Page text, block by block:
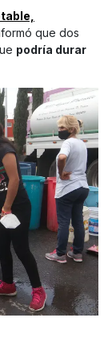
que dos
podría durar